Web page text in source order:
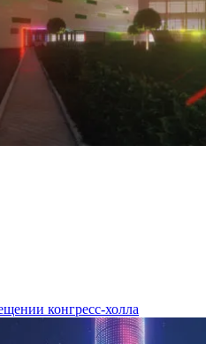
конгресс-холла